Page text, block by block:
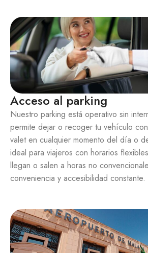
Acceso al parking
Nuestro parking está operativo sin
permite dejar o recoger tu vehículo
valet en cualquier momento del día o
ideal para viajeros con horarios
llegan o salen a horas no
conveniencia y accesibilidad constante.